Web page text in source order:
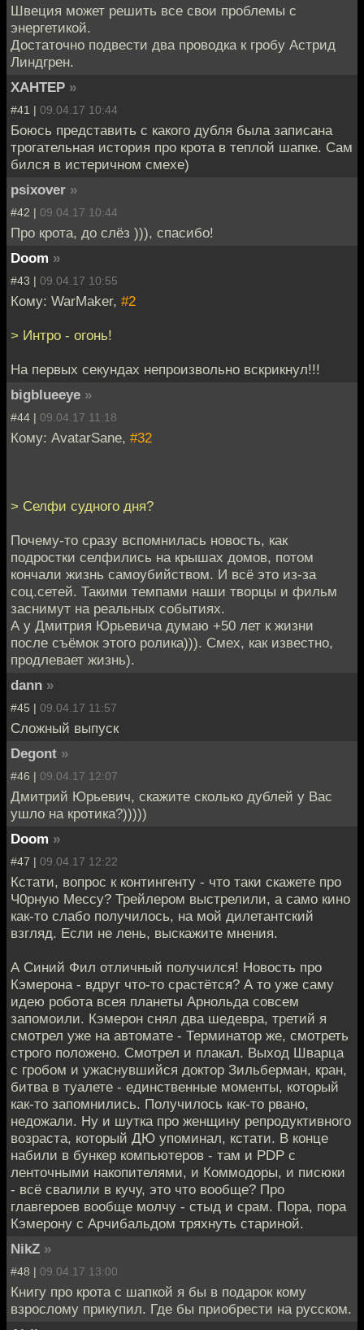
Швеция может решить все свои проблемы с
энергетикой.
Достаточно подвести два проводка к гробу Астрид
Линдгрен.
XAHTEP »
#41 | 09.04.17 10:44
Боюсь представить с какого дубля была записана
трогательная история про крота в теплой шапке. Сам
бился в истеричном смехе)
psixover »
#42 | 09.04.17 10:44
Про крота, до слёз ))), спасибо!
Doom »
#43 | 09.04.17 10:55
Кому: WarMaker, #2
> Интро - огонь!
На первых секундах непроизвольно вскрикнул!!!
bigblueeye »
#44 | 09.04.17 11:18
Кому: AvatarSane, #32
> Селфи судного дня?
Почему-то сразу вспомнилась новость, как
подростки селфились на крышах домов, потом
кончали жизнь самоубийством. И всё это из-за
соц.сетей. Такими темпами наши творцы и фильм
заснимут на реальных событиях.
А у Дмитрия Юрьевича думаю +50 лет к жизни
после съёмок этого ролика))). Смех, как известно,
продлевает жизнь).
dann »
#45 | 09.04.17 11:57
Сложный выпуск
Degont »
#46 | 09.04.17 12:07
Дмитрий Юрьевич, скажите сколько дублей у Вас
ушло на кротика?)))))
Doom »
#47 | 09.04.17 12:22
Кстати, вопрос к контингенту - что таки скажете про
Ч0рную Мессу? Трейлером выстрелили, а само кино
как-то слабо получилось, на мой дилетантский
взгляд. Если не лень, выскажите мнения.
А Синий Фил отличный получился! Новость про
Кэмерона - вдруг что-то срастётся? А то уже саму
идею робота всея планеты Арнольда совсем
запомоили. Кэмерон снял два шедевра, третий я
смотрел уже на автомате - Терминатор же, смотреть
строго положено. Смотрел и плакал. Выход Шварца
с гробом и ужаснувшийся доктор Зильберман, кран,
битва в туалете - единственные моменты, который
как-то запомнились. Получилось как-то рвано,
недожали. Ну и шутка про женщину репродуктивного
возраста, который ДЮ упоминал, кстати. В конце
набили в бункер компьютеров - там и PDP с
ленточными накопителями, и Коммодоры, и писюки
- всё свалили в кучу, это что вообще? Про
главгероев вообще молчу - стыд и срам. Пора, пора
Кэмерону с Арчибальдом тряхнуть стариной.
NikZ »
#48 | 09.04.17 13:00
Книгу про крота с шапкой я бы в подарок кому
взрослому прикупил. Где бы приобрести на русском.